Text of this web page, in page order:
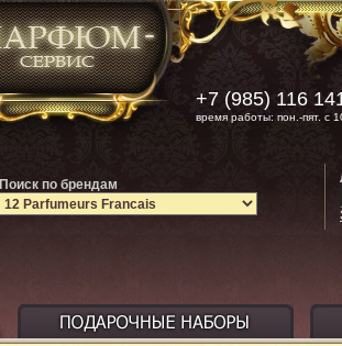
+7 (985) 116
время работы: пон.-пят. с
Поиск по брендам